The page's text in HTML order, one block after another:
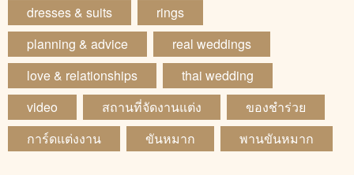
dresses & suits
rings
planning & advice
real weddings
love & relationships
thai wedding
video
สถานที่จัดงานแต่ง
ของชำร่วย
การ์ดแต่งงาน
ขันหมาก พานขันหมาก